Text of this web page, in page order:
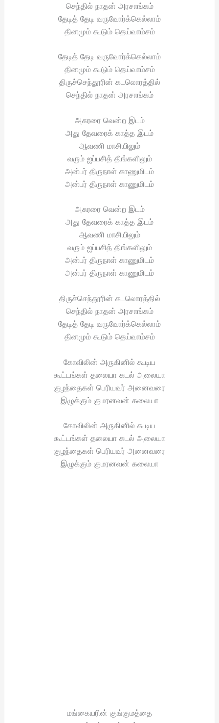
செந்தில் நாதன் அரசாங்கம்
தேடித் தேடி வருவோர்க்கெல்லாம்
தினமும் கூடும் தெய்வாம்சம்
தேடித் தேடி வருவோர்க்கெல்லாம்
தினமும் கூடும் தெய்வாம்சம்
திருச்செந்தூரின் கடலொரத்தில்
செந்தில் நாதன் அரசாங்கம்
அசுரரை வென்ற இடம்
அது தேவரைக் காத்த இடம்
ஆவணி மாசியிலும்
வரும் ஐப்பசித் திங்களிலும்
அன்பர் திருநாள் காணுமிடம்
அன்பர் திருநாள் காணுமிடம்
அசுரரை வென்ற இடம்
அது தேவரைக் காத்த இடம்
ஆவணி மாசியிலும்
வரும் ஐப்பசித் திங்களிலும்
அன்பர் திருநாள் காணுமிடம்
அன்பர் திருநாள் காணுமிடம்
திருச்செந்தூரின் கடலொரத்தில்
செந்தில் நாதன் அரசாங்கம்
தேடித் தேடி வருவோர்க்கெல்லாம்
தினமும் கூடும் தெய்வாம்சம்
கோவிலின் அருகினில் கூடிய
கூட்டங்கள் தலையா கடல் அலையா
குழந்தைகள் பெரியவர் அனைவரை
இழுக்கும் குமரனவன் கலையா
கோவிலின் அருகினில் கூடிய
கூட்டங்கள் தலையா கடல் அலையா
குழந்தைகள் பெரியவர் அனைவரை
இழுக்கும் குமரனவன் கலையா
மங்கையரின் குங்குமத்தை